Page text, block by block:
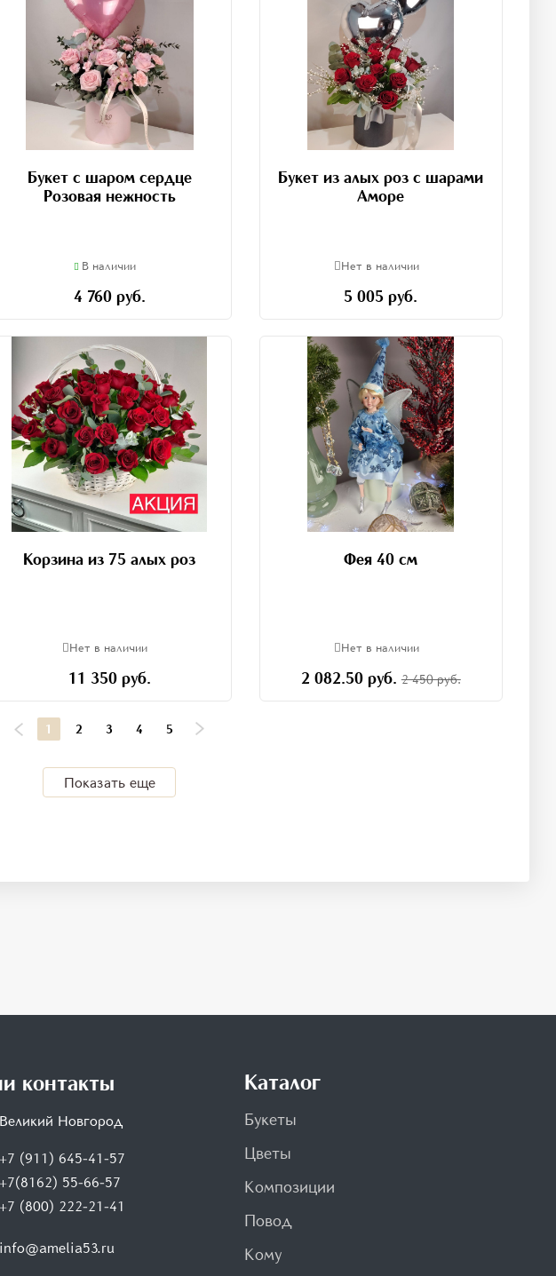
Букет с шаром сердце
Розовая нежность
В наличии
4 760 руб.
Букет из алых роз с шарами
Аморе
Нет в наличии
5 005 руб.
Корзина из 75 алых роз
Нет в наличии
11 350 руб.
Фея 40 см
Нет в наличии
2 082.50 руб. 2 450 руб.
1 2 3 4 5
Показать еще
контакты
Великий Новгород
+7 (911) 645-41-57
+7(8162) 55-66-57
+7 (800) 222-21-41
info@amelia53.ru
Каталог
Букеты
Цветы
Композиции
Повод
Кому